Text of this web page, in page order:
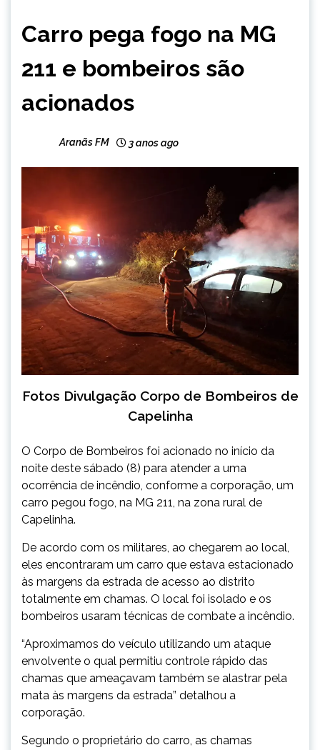
NOTÍCIAS
Carro pega fogo na MG
211 e bombeiros são
acionados
Aranãs FM 3 anos ago
Fotos Divulgação Corpo de Bombeiros de
Capelinha
O Corpo de Bombeiros foi acionado no início da
noite deste sábado (8) para atender a uma
ocorrência de incêndio, conforme a corporação, um
carro pegou fogo, na MG 211, na zona rural de
Capelinha.
De acordo com os militares, ao chegarem ao local,
eles encontraram um carro que estava estacionado
às margens da estrada de acesso ao distrito
totalmente em chamas. O local foi isolado e os
bombeiros usaram técnicas de combate a incêndio.
“Aproximamos do veículo utilizando um ataque
envolvente o qual permitiu controle rápido das
chamas que ameaçavam também se alastrar pela
mata às margens da estrada” detalhou a
corporação.
Segundo o proprietário do carro, as chamas